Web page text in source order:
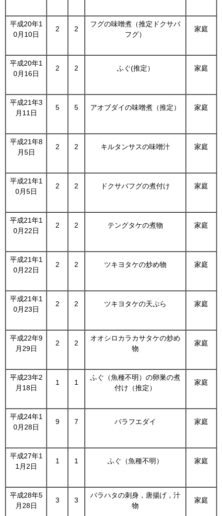
平成20年1
0月10日
2 2
フグの味噌煮（推定ドクサバ
フグ）
家庭
平成20年1
0月16日
2 2 ふぐ(推定） 家庭
平成21年3
月11日
5 5 アオブダイの味噌煮（推定） 家庭
平成21年8
月5日
2 2 キルタンサスの味噌汁 家庭
平成21年1
0月5日
2 2 ドクサバフグの煮付け 家庭
平成21年1
0月22日
2 2 テングタケの煮物 家庭
平成21年1
0月22日
2 2 ツキヨタケの炒め物 家庭
平成21年1
0月23日
2 2 ツキヨタケの天ぷら 家庭
平成22年9
月29日
2 2
オオシロカラカサタケの炒め
物
家庭
平成23年2
月18日
1 1
ふぐ（魚種不明）の卵巣の煮
付け（推定）
家庭
平成24年1
0月28日
9 7 バラフエダイ 家庭
平成27年1
1月2日
1 1 ふぐ（魚種不明） 家庭
平成28年5
月28日
3 3
バラハタの刺身，唐揚げ，汁
物
家庭